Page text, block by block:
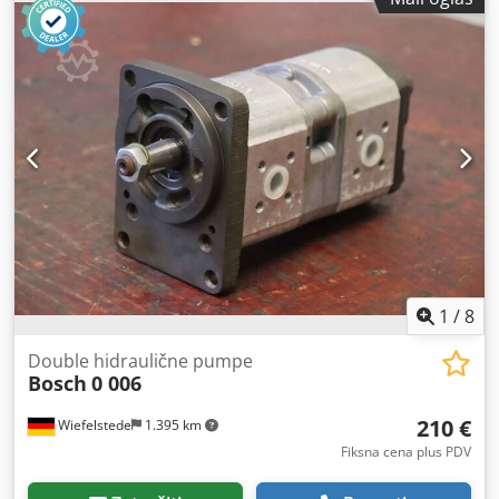
- Dužina lanca: 1,0-2,5 m - Cena/prodaja: komplet Codpfx
Afob A Rkhsmorf - Većinom ispravne - Dimenzije:
1200/800/H600 mm - Težina sa ambalažom: 600 kg
1 /8
Wiefelstede 1.395 km
Double hidraulične pumpe
Bosch 0 006
210 €
Fiksna cena plus PDV